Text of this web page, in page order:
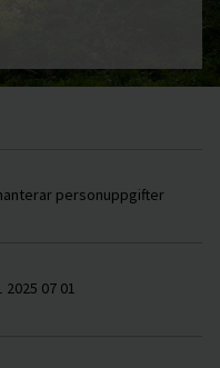
personuppgifter
07 01